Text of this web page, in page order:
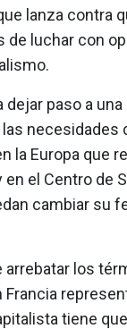
lanza contra
de luchar con
dejar paso a
necesidades
la Europa que
el Centro de
cambiar su
arrebatar los
tiene